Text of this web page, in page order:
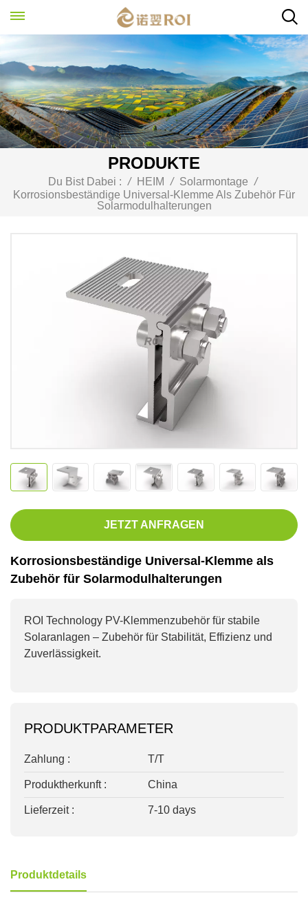
PRODUKTE
Du Bist Dabei : / HEIM / Solarmontage /
Korrosionsbeständige Universal-Klemme Als Zubehör Für
Solarmodulhalterungen
JETZT ANFRAGEN
Korrosionsbeständige Universal-Klemme als
Zubehör für Solarmodulhalterungen
ROI Technology PV-Klemmenzubehör für stabile
Solaranlagen – Zubehör für Stabilität, Effizienz und
Zuverlässigkeit.
PRODUKTPARAMETER
Zahlung : T/T
Produktherkunft : China
Lieferzeit : 7-10 days
Produktdetails